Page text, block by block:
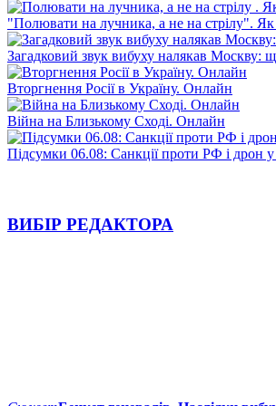
"Полювати на лучника, а не на стрілу". Як
Загадковий звук вибуху налякав Москву:
Вторгнення Росії в Україну. Онлайн
Війна на Близькому Сході. Онлайн
Підсумки 06.08: Санкції проти РФ і дрон
ВИБІР РЕДАКТОРА